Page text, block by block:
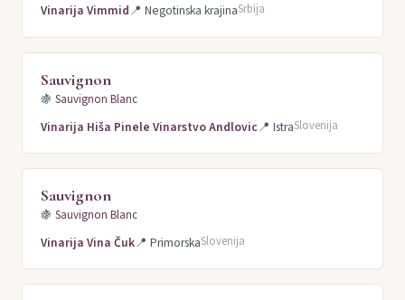
Vinarija Vimmid📍 Negotinska krajinaSrbija
Sauvignon
🍇 Sauvignon Blanc
Vinarija Hiša Pinele Vinarstvo Andlovic📍 IstraSlovenija
Sauvignon
🍇 Sauvignon Blanc
Vinarija Vina Čuk📍 PrimorskaSlovenija